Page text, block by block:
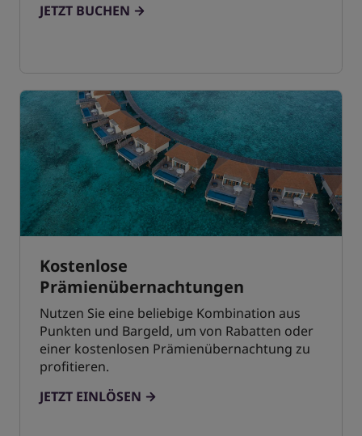
JETZT BUCHEN
Kostenlose
Prämienübernachtungen
Nutzen Sie eine beliebige Kombination aus
Punkten und Bargeld, um von Rabatten oder
einer kostenlosen Prämienübernachtung zu
profitieren.
JETZT EINLÖSEN